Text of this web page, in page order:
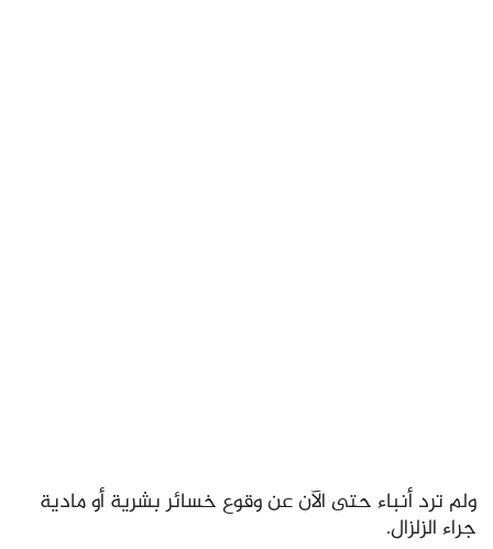
ولم ترد أنباء حتى الآن عن وقوع خسائر بشرية أو مادية
جراء الزلزال.